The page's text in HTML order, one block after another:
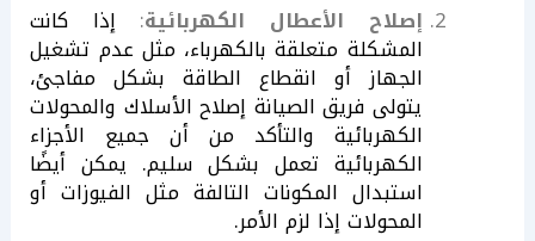
إصلاح الأعطال الكهربائية: إذا كانت
المشكلة متعلقة بالكهرباء، مثل عدم تشغيل
الجهاز أو انقطاع الطاقة بشكل مفاجئ،
يتولى فريق الصيانة إصلاح الأسلاك والمحولات
الكهربائية والتأكد من أن جميع الأجزاء
الكهربائية تعمل بشكل سليم. يمكن أيضًا
استبدال المكونات التالفة مثل الفيوزات أو
المحولات إذا لزم الأمر.